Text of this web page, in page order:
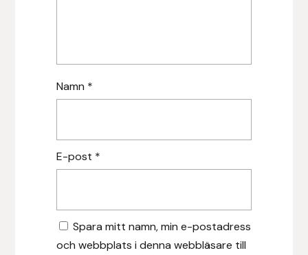
Namn *
E-post *
Spara mitt namn, min e-postadress
och webbplats i denna webbläsare till
Tunahaken